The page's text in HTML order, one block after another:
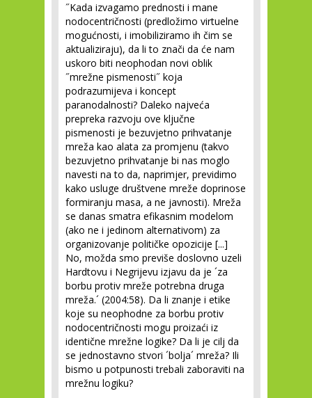
˝Kada izvagamo prednosti i mane
nodocentričnosti (predložimo virtuelne
mogućnosti, i imobiliziramo ih čim se
aktualiziraju), da li to znači da će nam
uskoro biti neophodan novi oblik
˝mrežne pismenosti˝ koja
podrazumijeva i koncept
paranodalnosti? Daleko najveća
prepreka razvoju ove ključne
pismenosti je bezuvjetno prihvatanje
mreža kao alata za promjenu (takvo
bezuvjetno prihvatanje bi nas moglo
navesti na to da, naprimjer, previdimo
kako usluge društvene mreže doprinose
formiranju masa, a ne javnosti). Mreža
se danas smatra efikasnim modelom
(ako ne i jedinom alternativom) za
organizovanje političke opozicije [...]
No, možda smo previše doslovno uzeli
Hardtovu i Negrijevu izjavu da je ´za
borbu protiv mreže potrebna druga
mreža.´ (2004:58). Da li znanje i etike
koje su neophodne za borbu protiv
nodocentričnosti mogu proizaći iz
identične mrežne logike? Da li je cilj da
se jednostavno stvori ´bolja´ mreža? Ili
bismo u potpunosti trebali zaboraviti na
mrežnu logiku?